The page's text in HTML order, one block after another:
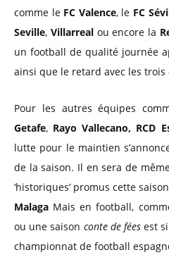
comme le FC Valence, le FC
Seville, Villarrealou encore la
un football de qualité journée
ainsi que le retard avec les
Pour les autres équipes
Getafe, Rayo Vallecano, RCD
lutte pour le maintien
de la saison. Il en sera de
‘historiques’ promus cette
Malaga Mais en football,
ou une saison conte de féesest si
championnat de football